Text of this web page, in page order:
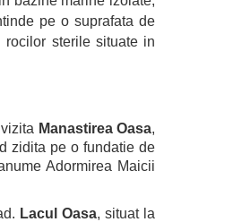
pe o suprafata de
sterile situate in
Manastirea Oasa,
zidita pe o fundatie de
Adormirea Maicii
Lacul Oasa, situat la